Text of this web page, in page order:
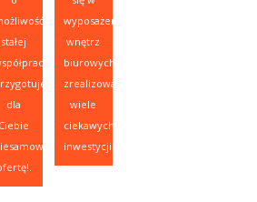
stałej
dla
Ciebie
wyposażeniu
wnętrz
biurowych,
zrealizowaliśmy
wiele
ciekawych
inwestycji.